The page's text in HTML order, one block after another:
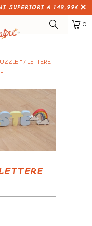
SUPERIORI A 149,99€
0
"7 LETTERE